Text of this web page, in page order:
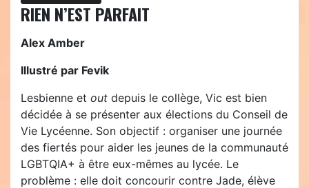
RIEN N’EST PARFAIT
Alex Amber
Illustré par Fevik
Lesbienne et out depuis le collège, Vic est bien
décidée à se présenter aux élections du Conseil de
Vie Lycéenne. Son objectif : organiser une journée
des fiertés pour aider les jeunes de la communauté
LGBTQIA+ à être eux-mêmes au lycée. Le
problème : elle doit concourir contre Jade, élève